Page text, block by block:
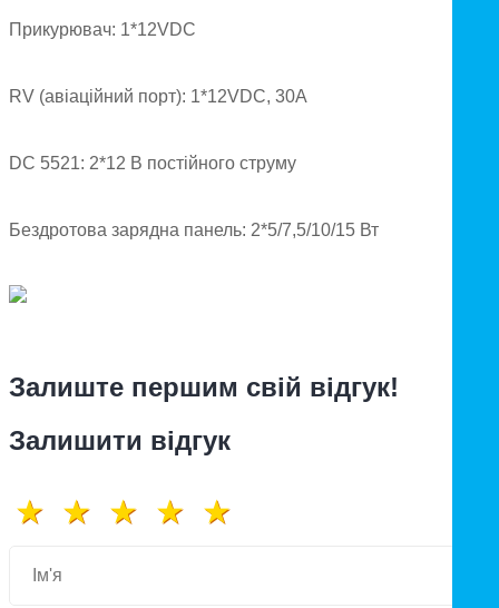
Прикурювач: 1*12VDC
RV (авіаційний порт): 1*12VDC, 30A
DC 5521: 2*12 В постійного струму
Бездротова зарядна панель: 2*5/7,5/10/15 Вт
Залиште першим свій відгук!
Залишити відгук